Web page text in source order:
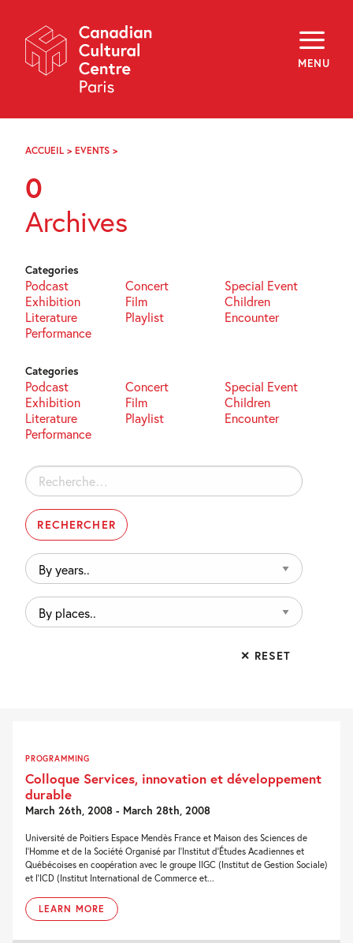
Navigation
MENU
About
Programming
Off-Site
Explore
Archives
FR
ACCUEIL > EVENTS >
0
Archives
Categories
Podcast Concert
Special Event
Exhibition
Film
Children
Literature
Playlist
Encounter
Performance
Categories
Podcast Concert
Special Event
Exhibition
Film
Children
Literature
Playlist
Encounter
Performance
Rechercher :
By
years..
By
places..
✕ RESET
PROGRAMMING
Colloque Services, innovation et développement
durable
March 26th, 2008 - March 28th, 2008
Université de Poitiers Espace Mendès France et Maison des Sciences de
l'Homme et de la Société Organisé par l'Institut d'Études Acadiennes et
Québécoises en coopération avec le groupe IIGC (Institut de Gestion Sociale)
et l'ICD (Institut International de Commerce et...
LEARN MORE